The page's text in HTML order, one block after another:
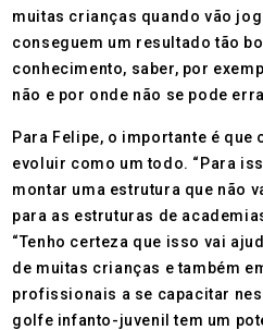
muitas crianças quando vão
conseguem um resultado tão
conhecimento, saber, por
não e por onde não se pode
Para Felipe, o importante é
evoluir como um todo. “Para
montar uma estrutura que não
para as estruturas de
“Tenho certeza que isso vai
de muitas crianças e também
profissionais a se capacitar
golfe infanto-juvenil tem um